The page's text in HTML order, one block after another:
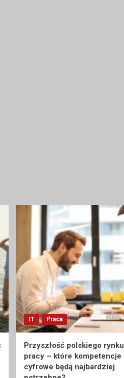
IT Praca
Przyszłość polskiego rynku
pracy – które kompetencje
cyfrowe będą najbardziej